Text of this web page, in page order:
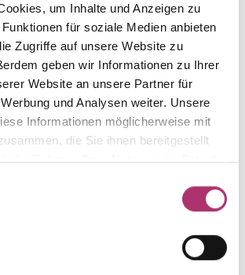
um Inhalte und Anzeigen zu
für soziale Medien anbieten
Zugriffe auf unsere Website zu
geben wir Informationen zu Ihrer
Website an unsere Partner für
und Analysen weiter. Unsere
Informationen möglicherweise mit
die Sie ihnen bereitgestellt
im Rahmen Ihrer Nutzung der Dienste
585
Alternativ
Steinart
Diamant
Ringweite